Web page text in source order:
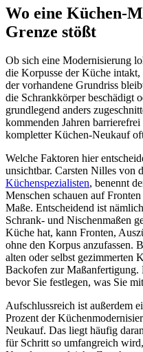
Wo eine Küchen-
Grenze stößt
Ob sich eine Modernisierung
die Korpusse der Küche
der vorhandene Grundriss
die Schrankkörper beschädigt
grundlegend anders
kommenden Jahren
kompletter Küchen-Neukauf
Welche Faktoren hier
unsichtbar. Carsten Nilles von
Küchenspezialisten, benennt
Menschen schauen auf
Maße. Entscheidend ist
Schrank- und Nischenmaßen
Küche hat, kann Fronten,
ohne den Korpus anzufassen.
alten oder selbst gezimmerten
Backofen zur Maßanfertigung.
bevor Sie festlegen, was Sie
Aufschlussreich ist außerdem
Prozent der
Neukauf. Das liegt häufig
für Schritt so umfangreich